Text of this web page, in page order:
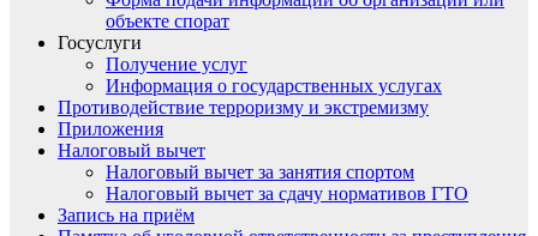
объекте спорат
Госуслуги
Получение услуг
Информация о государственных услугах
Противодействие терроризму и экстремизму
Приложения
Налоговый вычет
Налоговый вычет за занятия спортом
Налоговый вычет за сдачу нормативов ГТО
Запись на приём